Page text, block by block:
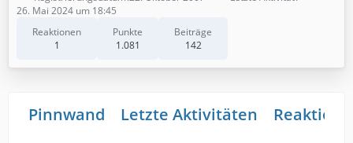
Reaktionen
1
Punkte
1.081
Beiträge
142
26. Mai 2024 um 18:45
Pinnwand Letzte Aktivitäten